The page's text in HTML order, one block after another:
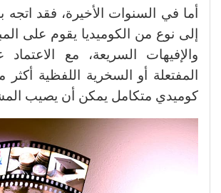
أما في السنوات الأخيرة، فقد اتجه
إلى نوع من الكوميديا يقوم على
والإفيهات السريعة، مع
المفتعلة أو السخرية اللفظية
كوميدي متكامل يمكن أن يصيب